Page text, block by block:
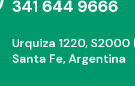
341 644 9666
Urquiza 1220, S2000
Santa Fe, Argentina